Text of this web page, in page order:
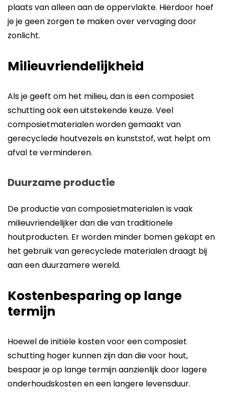
plaats van alleen aan de oppervlakte. Hierdoor hoef
je je geen zorgen te maken over vervaging door
zonlicht.
Milieuvriendelijkheid
Als je geeft om het milieu, dan is een composiet
schutting ook een uitstekende keuze. Veel
composietmaterialen worden gemaakt van
gerecyclede houtvezels en kunststof, wat helpt om
afval te verminderen.
Duurzame productie
De productie van composietmaterialen is vaak
milieuvriendelijker dan die van traditionele
houtproducten. Er worden minder bomen gekapt en
het gebruik van gerecyclede materialen draagt bij
aan een duurzamere wereld.
Kostenbesparing op lange
termijn
Hoewel de initiële kosten voor een composiet
schutting hoger kunnen zijn dan die voor hout,
bespaar je op lange termijn aanzienlijk door lagere
onderhoudskosten en een langere levensduur.